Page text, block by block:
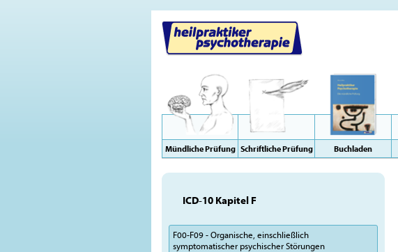
Mündliche Prüfung Schriftliche Prüfung Buchladen
ICD-10 Kapitel F
F00-F09 - Organische, einschließlich
symptomatischer psychischer Störungen